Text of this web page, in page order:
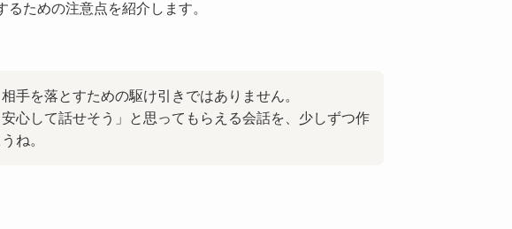
ための注意点を紹介します。
手を落とすための駆け引きではありません。
安心して話せそう」と思ってもらえる会話を、少しずつ作
ね。